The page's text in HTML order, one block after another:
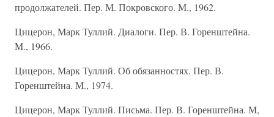
продолжателей. Пер. М. Покровского. М., 1962.
Цицерон, Марк Туллий. Диалоги. Пер. В. Горенштейна.
М., 1966.
Цицерон, Марк Туллий. Об обязанностях. Пер. В.
Горенштейна. М., 1974.
Цицерон, Марк Туллий. Письма. Пер. В. Горенштейна. М,